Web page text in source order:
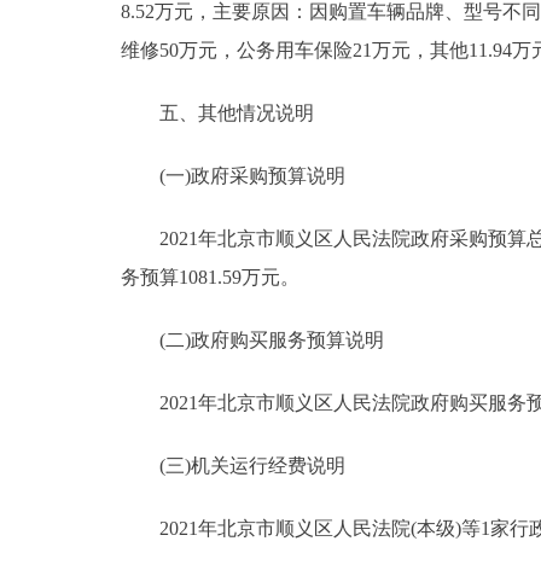
8.52万元，主要原因：因购置车辆品牌、型号不
维修50万元，公务用车保险21万元，其他11.94
五、其他情况说明
(一)政府采购预算说明
2021年北京市顺义区人民法院政府采购预算总
务预算1081.59万元。
(二)政府购买服务预算说明
2021年北京市顺义区人民法院政府购买服务
(三)机关运行经费说明
2021年北京市顺义区人民法院(本级)等1家行